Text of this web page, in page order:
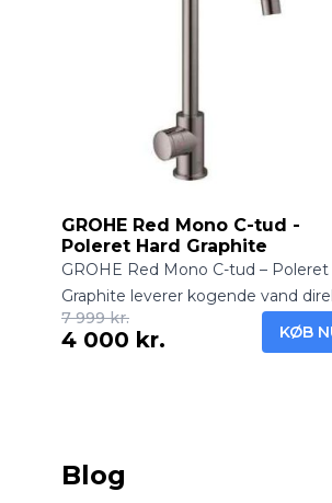
GROHE Red Mono C-tud -
Poleret Hard Graphite
GROHE Red Mono C-tud – Poleret
Graphite leverer kogende vand
fra køkkenhanen med stilfuld og
Hard Graphite-finish. Perfekt til te,
7 999 kr.
4 000 kr. KØB
Blog